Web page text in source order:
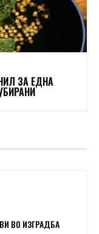
ЗА ЕДНА
ВО ИЗГРАДБА